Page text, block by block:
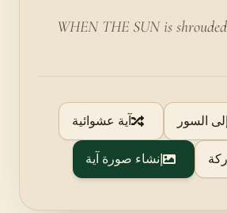
WHEN THE SUN is
السور آية عشوائية
إنشاء صورة آية